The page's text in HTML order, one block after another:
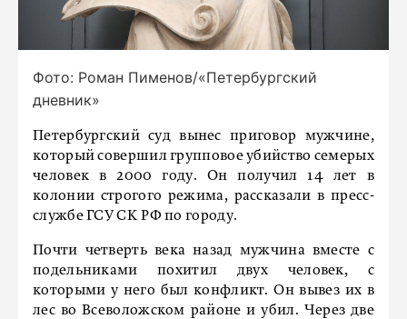
Фото: Роман Пименов/«Петербургский
дневник»
Петербургский суд вынес приговор мужчине,
который совершил групповое убийство семерых
человек в 2000 году. Он получил 14 лет в
колонии строгого режима, рассказали в пресс-
службе ГСУ СК РФ по городу.
Почти четверть века назад мужчина вместе с
подельниками похитил двух человек, с
которыми у него был конфликт. Он вывез их в
лес во Всеволожском районе и убил. Через две